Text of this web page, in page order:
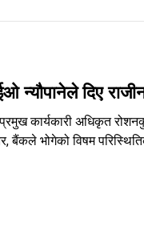
दिए
कार्यकारी अधिकृत
भोगेको विषम